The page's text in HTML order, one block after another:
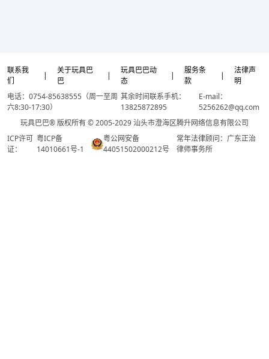
联系我
们
|
关于玩具巴
巴
|
玩具巴巴动
态
|
服务条
款
|
法律声
明
电话：0754-85638555（周一至周
六8:30-17:30）
其余时间联系手机：
13825872895
E-mail：
5256262@qq.com
玩具巴巴® 版权所有 © 2005-2029 汕头市澄海区腾升网络信息有限公司
ICP许可
证：
粤ICP备
14010661号-1
粤公网安备
44051502000212号
常年法律顾问：广东正治
律师事务所